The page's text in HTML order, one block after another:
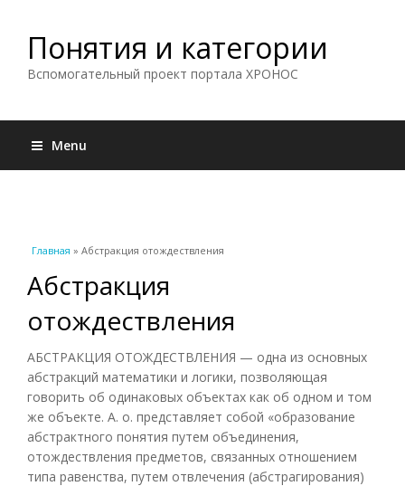
Понятия и категории
Вспомогательный проект портала ХРОНОС
Menu
Вы здесь
Главная » Абстракция отождествления
Абстракция
отождествления
АБСТРАКЦИЯ ОТОЖДЕСТВЛЕНИЯ — одна из основных
абстракций математики и логики, позволяющая
говорить об одинаковых объектах как об одном и том
же объекте. А. о. представляет собой «образование
абстрактного понятия путем объединения,
отождествления предметов, связанных отношением
типа равенства, путем отвлечения (абстрагирования)